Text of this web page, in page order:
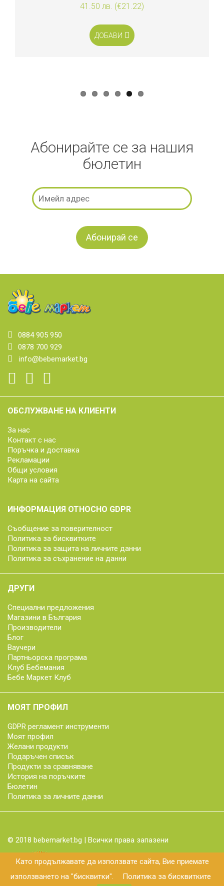
Като продължавате да използвате сайта, Вие приемате
използването на "бисквитки".
Политика за бисквитките
41.50 лв. (€21.22)
ДОБАВИ
Абонирайте се за нашия
бюлетин
0884 905 950
0878 700 929
info@bebemarket.bg
ОБСЛУЖВАНЕ НА КЛИЕНТИ
За нас
Контакт с нас
Поръчка и доставка
Рекламации
Общи условия
Карта на сайта
ИНФОРМАЦИЯ ОТНОСНО GDPR
Съобщение за поверителност
Политика за бисквитките
Политика за защита на личните данни
Политика за съхранение на данни
ДРУГИ
Специални предложения
Магазини в България
Производители
Блог
Ваучери
Партньорска програма
Клуб Бебемания
Бебе Маркет Клуб
МОЯТ ПРОФИЛ
GDPR регламент инструменти
Моят профил
Желани продукти
Подаръчен списък
Продукти за сравняване
История на поръчките
Бюлетин
Политика за личните данни
© 2018 bebemarket.bg | Всички права запазени